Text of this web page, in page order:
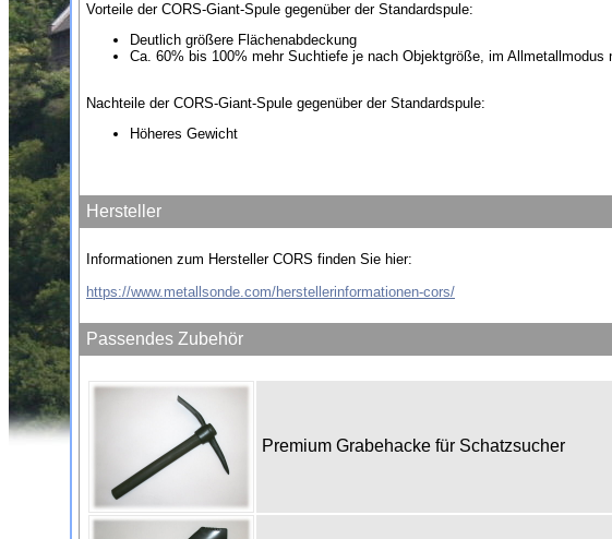
Vorteile der CORS-Giant-Spule gegenüber der Standardspule:
Deutlich größere Flächenabdeckung
Ca. 60% bis 100% mehr Suchtiefe je nach Objektgröße, im Allmetallmodus
Nachteile der CORS-Giant-Spule gegenüber der Standardspule:
Höheres Gewicht
Hersteller
Informationen zum Hersteller CORS finden Sie hier:
https://www.metallsonde.com/herstellerinformationen-cors/
Passendes Zubehör
Premium Grabehacke für Schatzsucher